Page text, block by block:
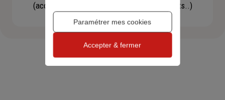
(accéder à l'espace client, gérer mes contrats..)
Paramétrer mes cookies
Accepter & fermer